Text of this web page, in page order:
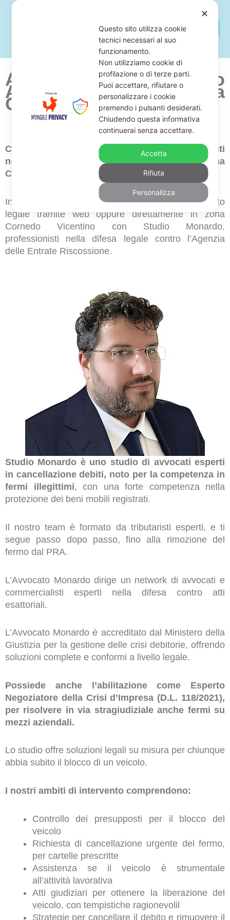
Avvocato Per Fermo
Amministrativo Zona
Cornedo Vicentino
Cerchi uno studio legale di avvocati competenti
nella difesa contro fermi auto e moto in zona
Cornedo Vicentino?
In tal caso, ti proponiamo di prenotare un consulto
legale tramite web oppure direttamente in zona
Cornedo Vicentino con Studio Monardo,
professionisti nella difesa legale contro l’Agenzia
delle Entrate Riscossione.
Studio Monardo è uno studio di avvocati esperti
in cancellazione debiti, noto per la competenza in
fermi illegittimi, con una forte competenza nella
protezione dei beni mobili registrati.
Il nostro team è formato da tributaristi esperti, e ti
segue passo dopo passo, fino alla rimozione del
fermo dal PRA.
L’Avvocato Monardo dirige un network di avvocati e
commercialisti esperti nella difesa contro atti
esattoriali.
L’Avvocato Monardo è accreditato dal Ministero della
Giustizia per la gestione delle crisi debitorie, offrendo
soluzioni complete e conformi a livello legale.
Possiede anche l’abilitazione come Esperto
Negoziatore della Crisi d’Impresa (D.L. 118/2021),
per risolvere in via stragiudiziale anche fermi su
mezzi aziendali.
Lo studio offre soluzioni legali su misura per chiunque
abbia subito il blocco di un veicolo.
I nostri ambiti di intervento comprendono:
Controllo dei presupposti per il blocco del
veicolo
Richiesta di cancellazione urgente del fermo,
per cartelle prescritte
Assistenza se il veicolo è strumentale
all’attività lavorativa
Atti giudiziari per ottenere la liberazione del
veicolo, con tempistiche ragionevolil
Strategie per cancellare il debito e rimuovere il
✕
Questo sito utilizza cookie
tecnici necessari al suo
funzionamento.
Non utilizziamo cookie di
profilazione o di terze parti.
Puoi accettare, rifiutare o
personalizzare i cookie
premendo i pulsanti desiderati.
Chiudendo questa informativa
continuerai senza accettare.
Accetta
Rifiuta
Personalizza